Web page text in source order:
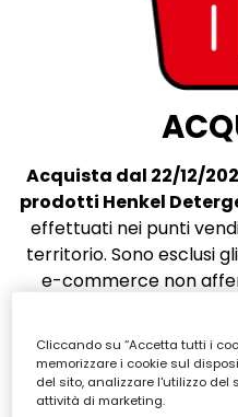
Acquista dal 22/12/
prodotti Henkel
effettuati nei punti
territorio. Sono esclusi
e-commerce non
Cliccando su “Accetta tutti i
memorizzare i cookie sul
del sito, analizzare l'utilizzo del
attività di marketing.